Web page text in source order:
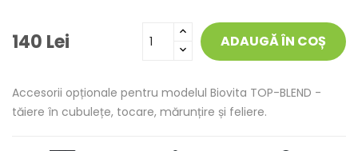
140 Lei ADAUGĂ ÎN COȘ
Accesorii opționale pentru modelul Biovita TOP-BLEND -
tăiere în cubulețe, tocare, mărunțire și feliere.